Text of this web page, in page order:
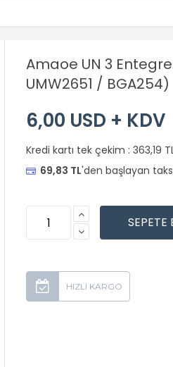
Amaoe UN 3 Entegre
UMW2651 / BGA254)
6,00 USD + KDV
Kredi kartı tek çekim : 363,19
69,83 TL'den başlayan